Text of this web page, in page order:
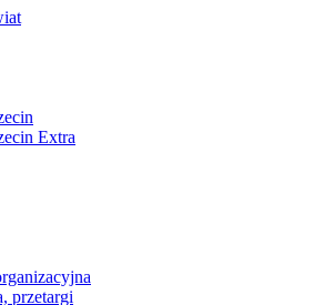
Extra
przetargi